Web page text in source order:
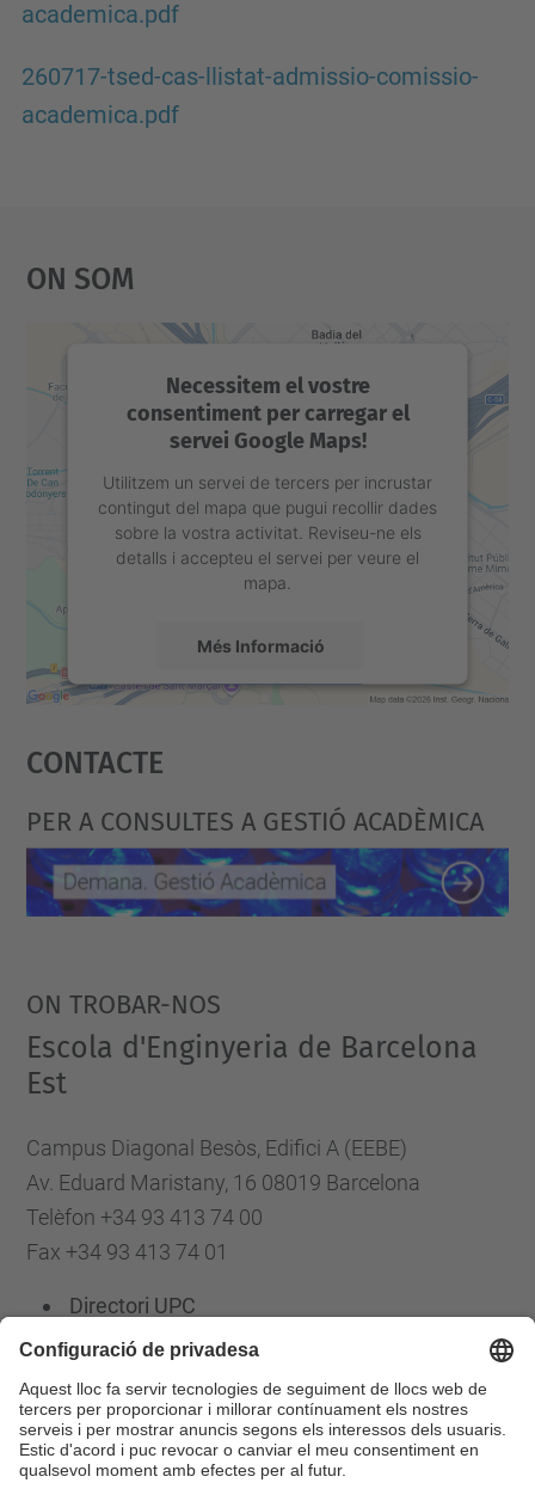
academica.pdf
260717-tsed-cas-llistat-admissio-comissio-
academica.pdf
On Som
Necessitem el vostre
consentiment per carregar el
servei Google Maps!
Utilitzem un servei de tercers per incrustar
contingut del mapa que pugui recollir dades
sobre la vostra activitat. Reviseu-ne els
detalls i accepteu el servei per veure el
mapa.
Més Informació
powered by
Contacte
PER A CONSULTES A GESTIÓ ACADÈMICA
ON TROBAR-NOS
Escola d'Enginyeria de Barcelona
Est
Campus Diagonal Besòs, Edifici A (EEBE)
Av. Eduard Maristany, 16 08019 Barcelona
Telèfon +34 93 413 74 00
Fax +34 93 413 74 01
Directori UPC
Formulari de contacte
Llista Xarxes Socials